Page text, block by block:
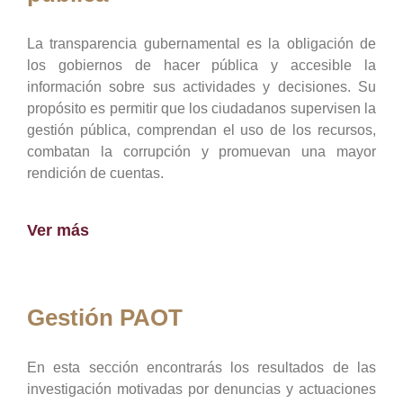
La transparencia gubernamental es la obligación de
los gobiernos de hacer pública y accesible la
información sobre sus actividades y decisiones. Su
propósito es permitir que los ciudadanos supervisen la
gestión pública, comprendan el uso de los recursos,
combatan la corrupción y promuevan una mayor
rendición de cuentas.
Ver más
Gestión PAOT
En esta sección encontrarás los resultados de las
investigación motivadas por denuncias y actuaciones